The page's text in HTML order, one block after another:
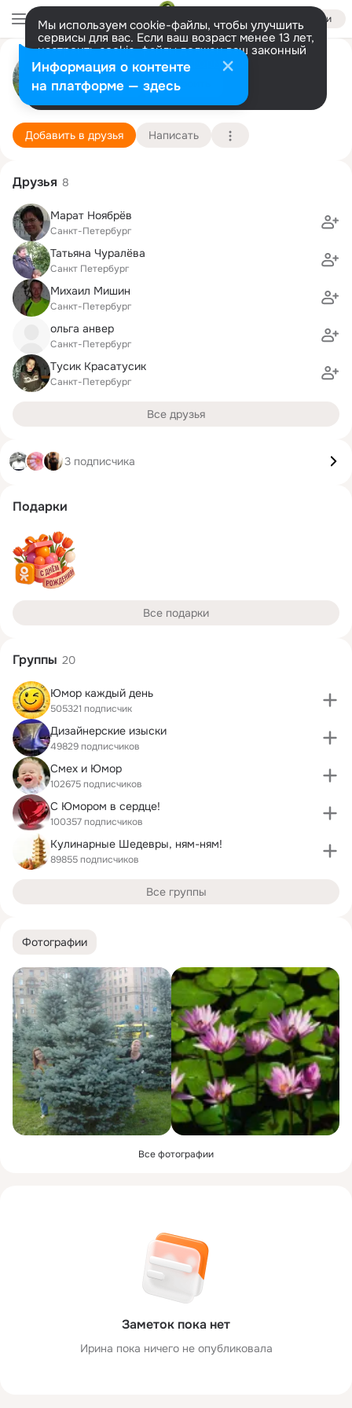
Войти
Мы используем cookie-файлы, чтобы улучшить
сервисы для вас. Если ваш возраст менее 13 лет,
настроить cookie-файлы должен ваш законный
представитель. Больше информации
Разрешить все Настроить
Ирина Мишина
Санкт-Петербург
351 школа
Подробнее
Добавить в друзья Написать
Фотографии
Все фотографии
Заметок пока нет
Ирина пока ничего не опубликовала
Друзья 8
Марат Ноябрёв
Санкт-Петербург
Татьяна Чуралёва
Санкт Петербург
Михаил Мишин
Санкт-Петербург
ольга анвер
Санкт-Петербург
Тусик Красатусик
Санкт-Петербург
Все друзья
3 подписчика
Подарки
Все подарки
Группы 20
Юмор каждый день
505321 подписчик
Дизайнерские изыски
49829 подписчиков
Смех и Юмор
102675 подписчиков
С Юмором в сердце!
100357 подписчиков
Кулинарные Шедевры, ням-ням!
89855 подписчиков
Все группы
Информация о контенте
на платформе — здесь